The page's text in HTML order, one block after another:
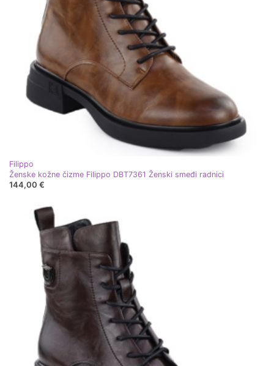
Filippo
Ženske kožne čizme Filippo DBT7361 Ženski smeđi radnici
144,00 €